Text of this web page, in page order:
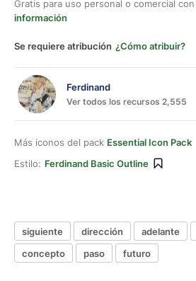
Gratis para uso personal o comercial
información
Se requiere atribución ¿Cómo atribuir?
Ferdinand
Ver todos los recursos 2,555
Más iconos del pack Essential Icon Pack
Estilo: Ferdinand Basic Outline
siguiente dirección adelante
concepto
paso futuro